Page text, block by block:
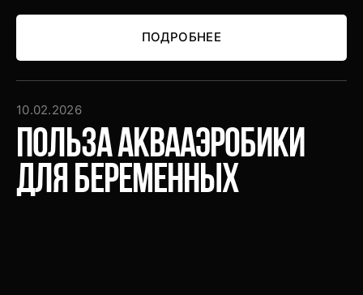
ПОДРОБНЕЕ
10.02.2026
Польза аквааэробики
для беременных